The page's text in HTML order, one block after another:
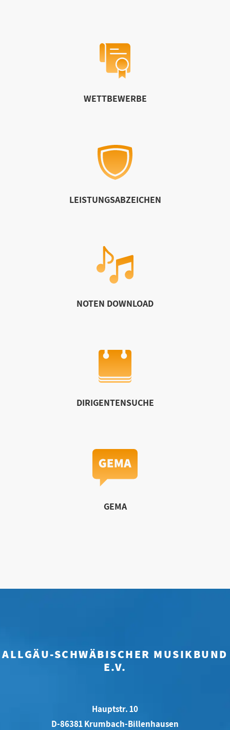
WETTBEWERBE
LEISTUNGSABZEICHEN
NOTEN DOWNLOAD
DIRIGENTENSUCHE
GEMA
ALLGÄU-SCHWÄBISCHER MUSIKBUND
E.V.
Hauptstr. 10
D-86381 Krumbach-Billenhausen